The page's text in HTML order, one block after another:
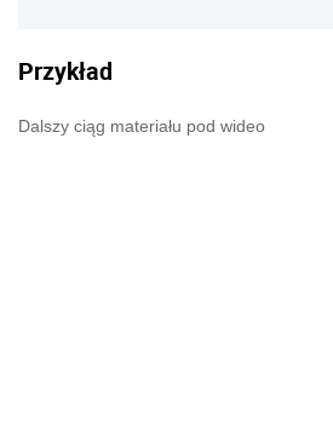
Przykład
Dalszy ciąg materiału pod wideo